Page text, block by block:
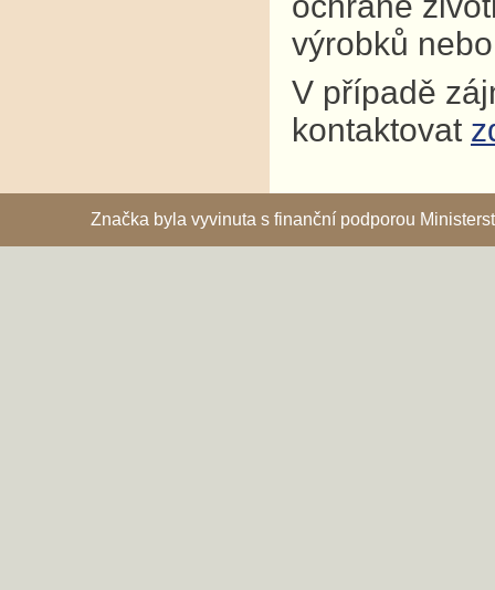
výrobků
V případě
kontaktovat
Značka byla vyvinuta s finanční podporou